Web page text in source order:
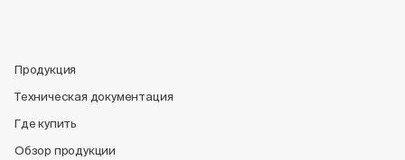
Продукция
Техническая документация
Где купить
Обзор продукции